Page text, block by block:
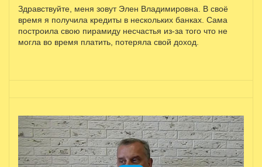
Здравствуйте, меня зовут Элен Владимировна. В своё
время я получила кредиты в нескольких банках. Сама
построила свою пирамиду несчастья из-за того что не
могла во время платить, потеряла свой доход.